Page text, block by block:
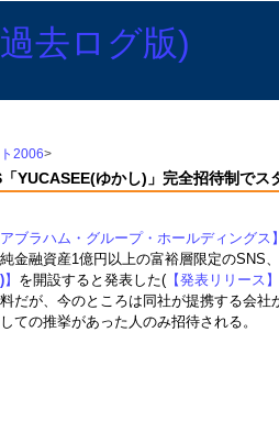
2006>
YUCASEE(ゆかし)」完全招待制でス
アブラハム・グループ・ホールディングス】
金融資産1億円以上の富裕層限定のSNS、
】 を開設すると発表した( 【発表リリース】
だが、今のところは同社が提携する会社
ての推挙があった人のみ招待される。